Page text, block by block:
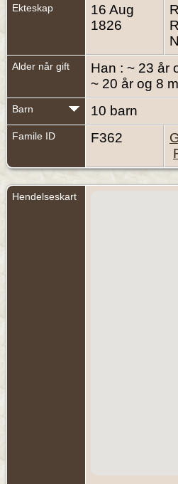
Ekteskap
16 Aug
1826
Alder når gift
Han : ~ 23 år
~ 20 år og 8
Barn 10 barn
Famile ID F362
Hendelseskart